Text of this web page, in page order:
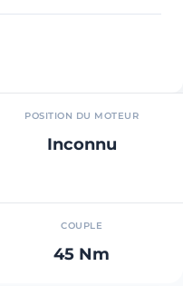
POSITION DU MOTEUR
Inconnu
COUPLE
45 Nm